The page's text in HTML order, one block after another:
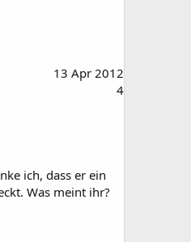
13 Apr 2012
4
ich, dass er ein
Was meint ihr?